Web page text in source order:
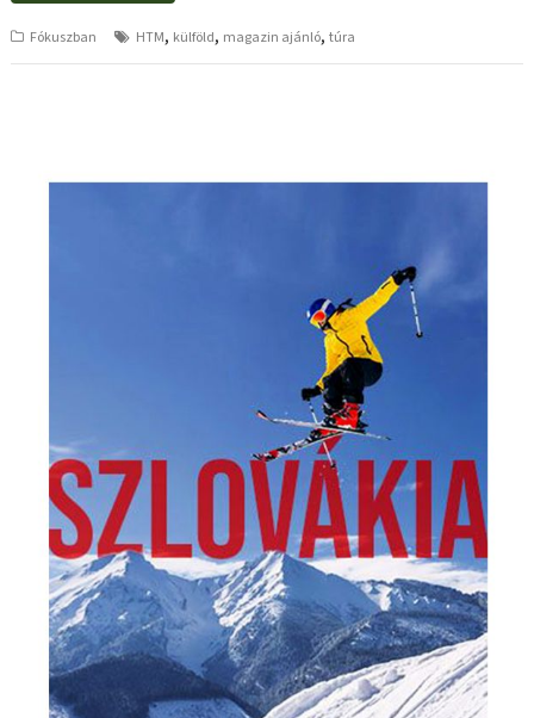
Fókuszban HTM, külföld, magazin ajánló,túra